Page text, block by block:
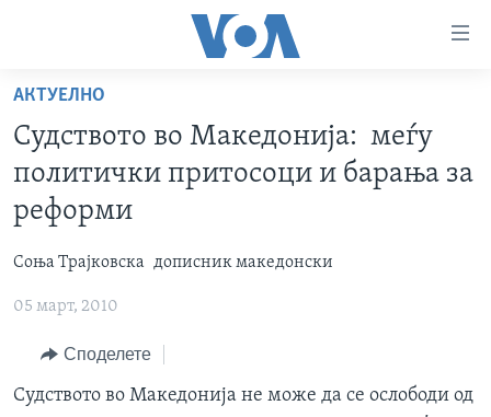
пристапност
Премини
на
главната
содржина
Премини
до
за
навигација
Пребарувај
РУБРИКИ
САД
СВЕТ
ЕКОНОМИЈА
ПОЛИТИКА
ЗДРАВЈЕ
ФОТОГАЛЕРИИ
АРХИВИРАНА ПРОГРАМА
NEWSFLASH - АРХИВА
ВЕСТИ ОД САД ВО МИНУТА - АРХИВА
ИЗБОРИ ВО САД 2020 - АРХИВА
ЗА НАС
АКТУЕЛНО
Судството во Македонија: меѓу
политички притосоци и барања за
реформи
Соња Трајковска дописник македонски
05 март, 2010
Споделете
Судството во Македонија не може да се ослободи од